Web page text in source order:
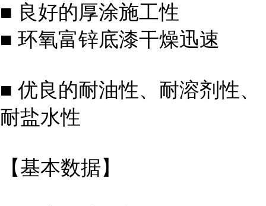
■ 良好的厚涂施工性
■ 环氧富锌底漆干燥迅速
■ 优良的耐油性、耐溶剂性、
耐盐水性
【基本数据】